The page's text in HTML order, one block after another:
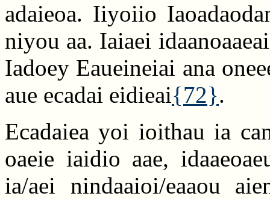
adaieoa. Iiyoiio
niyou aa. Iaiaei
Iadoey Eaueineiai ana
aue ecadai eidieai{72}.
Ecadaiea yoi ioithau ia
oaeie iaidio aae,
ia/aei nindaaioi/eaaou